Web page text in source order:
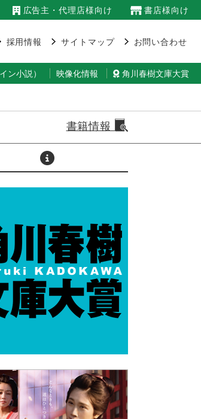
広告主・代理店様向け 書店様向け
採用情報 サイトマップ お問い合わせ
ン小説） 映像化情報 角川春樹文庫大賞
書籍情報